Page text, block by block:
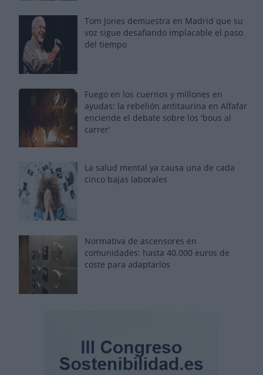
Tom Jones demuestra en Madrid que su
voz sigue desafiando implacable el paso
del tiempo
Fuego en los cuernos y millones en
ayudas: la rebelión antitaurina en Alfafar
enciende el debate sobre los 'bous al
carrer'
La salud mental ya causa una de cada
cinco bajas laborales
Normativa de ascensores en
comunidades: hasta 40.000 euros de
coste para adaptarlos